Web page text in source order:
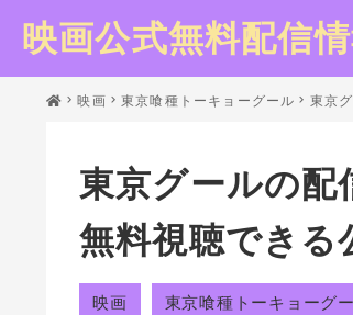
映画公式無料配信
映画 東京喰種トーキョーグール 東京
東京グールの
無料視聴できる
映画 東京喰種トーキョーグ